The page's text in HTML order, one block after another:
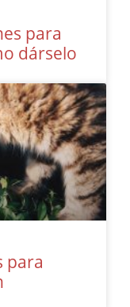
para
dárselo
para